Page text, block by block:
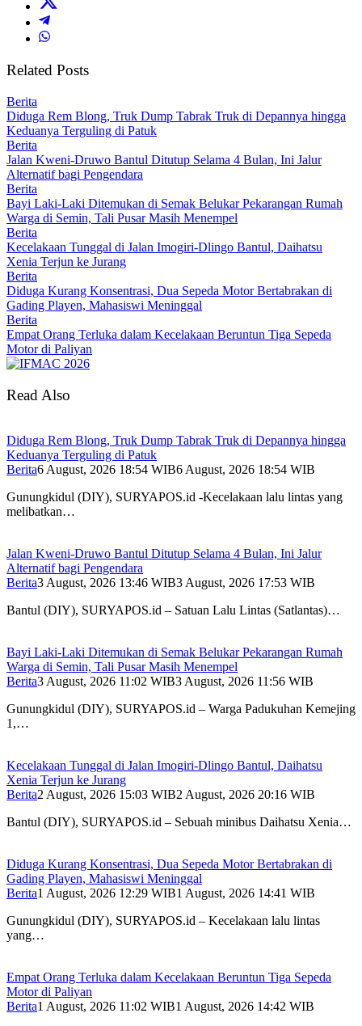
Related Posts
Berita
Diduga Rem Blong, Truk Dump Tabrak Truk di Depannya hingga
Keduanya Terguling di Patuk
Berita
Jalan Kweni-Druwo Bantul Ditutup Selama 4 Bulan, Ini Jalur
Alternatif bagi Pengendara
Berita
Bayi Laki-Laki Ditemukan di Semak Belukar Pekarangan Rumah
Warga di Semin, Tali Pusar Masih Menempel
Berita
Kecelakaan Tunggal di Jalan Imogiri-Dlingo Bantul, Daihatsu
Xenia Terjun ke Jurang
Berita
Diduga Kurang Konsentrasi, Dua Sepeda Motor Bertabrakan di
Gading Playen, Mahasiswi Meninggal
Berita
Empat Orang Terluka dalam Kecelakaan Beruntun Tiga Sepeda
Motor di Paliyan
Read Also
Diduga Rem Blong, Truk Dump Tabrak Truk di Depannya hingga
Keduanya Terguling di Patuk
Berita6 August, 2026 18:54 WIB6 August, 2026 18:54 WIB
Gunungkidul (DIY), SURYAPOS.id -Kecelakaan lalu lintas yang
melibatkan…
Jalan Kweni-Druwo Bantul Ditutup Selama 4 Bulan, Ini Jalur
Alternatif bagi Pengendara
Berita3 August, 2026 13:46 WIB3 August, 2026 17:53 WIB
Bantul (DIY), SURYAPOS.id – Satuan Lalu Lintas (Satlantas)…
Bayi Laki-Laki Ditemukan di Semak Belukar Pekarangan Rumah
Warga di Semin, Tali Pusar Masih Menempel
Berita3 August, 2026 11:02 WIB3 August, 2026 11:56 WIB
Gunungkidul (DIY), SURYAPOS.id – Warga Padukuhan Kemejing
1,…
Kecelakaan Tunggal di Jalan Imogiri-Dlingo Bantul, Daihatsu
Xenia Terjun ke Jurang
Berita2 August, 2026 15:03 WIB2 August, 2026 20:16 WIB
Bantul (DIY), SURYAPOS.id – Sebuah minibus Daihatsu Xenia…
Diduga Kurang Konsentrasi, Dua Sepeda Motor Bertabrakan di
Gading Playen, Mahasiswi Meninggal
Berita1 August, 2026 12:29 WIB1 August, 2026 14:41 WIB
Gunungkidul (DIY), SURYAPOS.id – Kecelakaan lalu lintas
yang…
Empat Orang Terluka dalam Kecelakaan Beruntun Tiga Sepeda
Motor di Paliyan
Berita1 August, 2026 11:02 WIB1 August, 2026 14:42 WIB